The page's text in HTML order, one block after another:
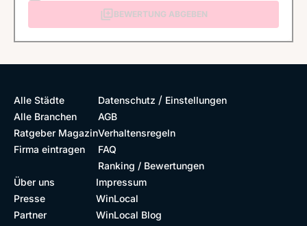
BEWERTUNG ABGEBEN
Alle Städte
Alle Branchen
Ratgeber Magazin
Firma eintragen
Datenschutz / Einstellungen
AGB
Verhaltensregeln
FAQ
Ranking / Bewertungen
Über uns
Presse
Partner
Impressum
WinLocal
WinLocal Blog